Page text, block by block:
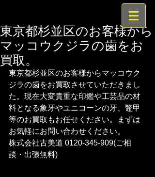
東京都杉並区のお客様から
マッコウクジラの歯をお
買取。
東京都杉並区のお客様からマッコウク
ジラの歯をお買取させていただきまし
た。現在大変貴重な印鑑や工芸品の材
料となる象牙やユニコーンの牙、鼈甲
等のお買取もお任せください。まずは
お気軽にお問い合わせください。
株式会社古美道 0120-345-909(ご相
談・出張無料)